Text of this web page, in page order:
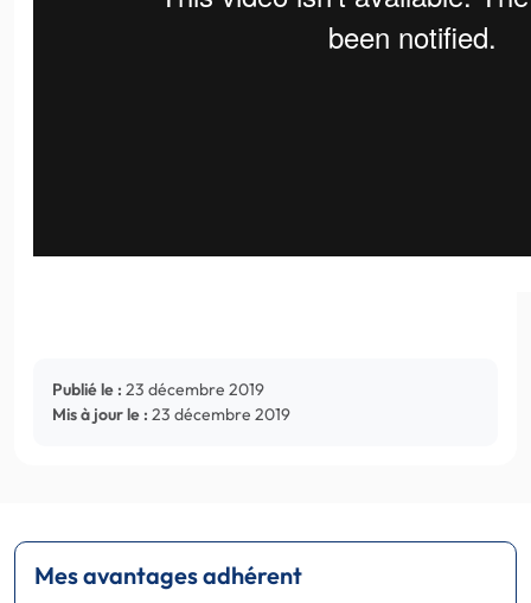
Publié le : 23 décembre 2019
Mis à jour le : 23 décembre 2019
Mes avantages adhérent